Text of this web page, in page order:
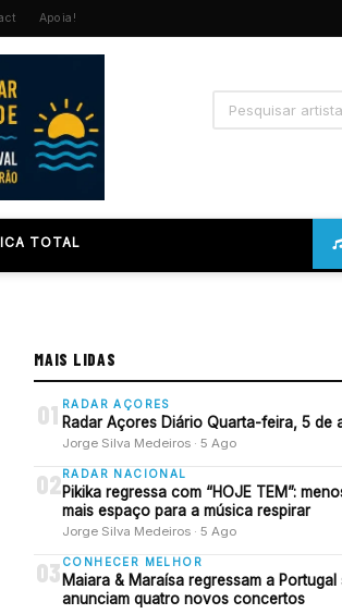
Apoia!
TOTAL
MAIS LIDAS
01 RADAR AÇORES
Radar Açores Diário Quarta-feira, 5 de
Jorge Silva Medeiros · 5 Ago
02 RADAR NACIONAL
Pikika regressa com “HOJE TEM”:
mais espaço para a música respirar
Jorge Silva Medeiros · 5 Ago
03 CONHECER MELHOR
Maiara & Maraísa regressam a
anunciam quatro novos concertos